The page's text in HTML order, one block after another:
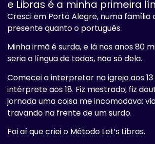
e Libras é a minha primeira
Cresci em Porto Alegre, numa família
presente quanto o português.
Minha irmã é surda, e lá nos anos 80
seria a língua de todos, não só dela.
Comecei a interpretar na igreja aos
intérprete aos 18. Fiz mestrado, fiz
jornada uma coisa me incomodava:
travando na frente de um surdo.
Foi aí que criei o Método Let’s Libras.